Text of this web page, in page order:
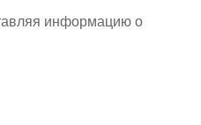
информацию о